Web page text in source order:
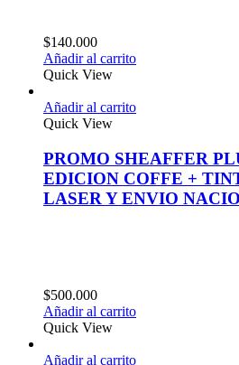
$140.000
Añadir al carrito
Quick View
Añadir al carrito
Quick View
PROMO SHEAFFER
EDICION COFFE +
LASER Y ENVIO
$500.000
Añadir al carrito
Quick View
Añadir al carrito